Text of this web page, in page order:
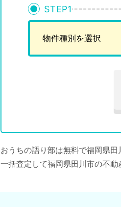
STEP1
おうちの語り部は無料で福岡県田
一括査定して福岡県田川市の不動